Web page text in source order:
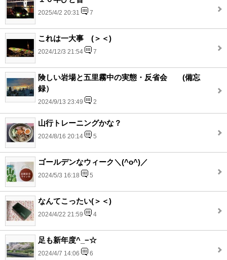
2025/4/2 20:31 7
これは一大事 (＞＜)
2024/12/3 21:54 7
険しい岩場と五里霧中の実態・反省会 (備忘
録）
2024/9/13 23:49 2
山行トレーニングかな？
2024/8/16 20:14 5
ゴールデンなウィーク＼(^o^)／
2024/5/3 16:18 5
なんてこったい(＞＜)
2024/4/22 21:59 4
足も新年度^_−☆
2024/4/7 14:06 6